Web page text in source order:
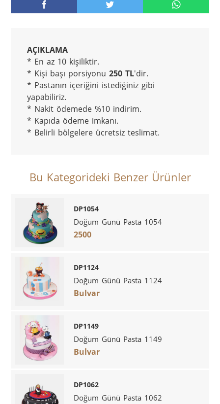
AÇIKLAMA
* En az 10 kişiliktir.
* Kişi başı porsiyonu 250 TL'dir.
* Pastanın içeriğini istediğiniz gibi
yapabiliriz.
* Nakit ödemede %10 indirim.
* Kapıda ödeme imkanı.
* Belirli bölgelere ücretsiz teslimat.
Bu Kategorideki Benzer Ürünler
DP1054
Doğum Günü Pasta 1054
2500
DP1124
Doğum Günü Pasta 1124
Bulvar
DP1149
Doğum Günü Pasta 1149
Bulvar
DP1062
Doğum Günü Pasta 1062